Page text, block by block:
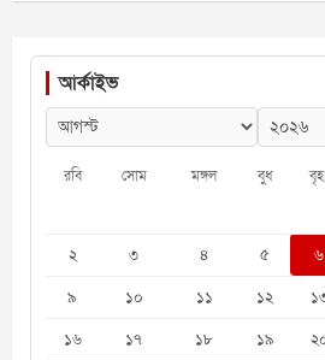
আর্কাইভ
রবি সোম মঙ্গল বুধ
২
৩ ৪ ৫ ৬
৯
১০ ১১ ১২
১৬
১৭ ১৮ ১৯